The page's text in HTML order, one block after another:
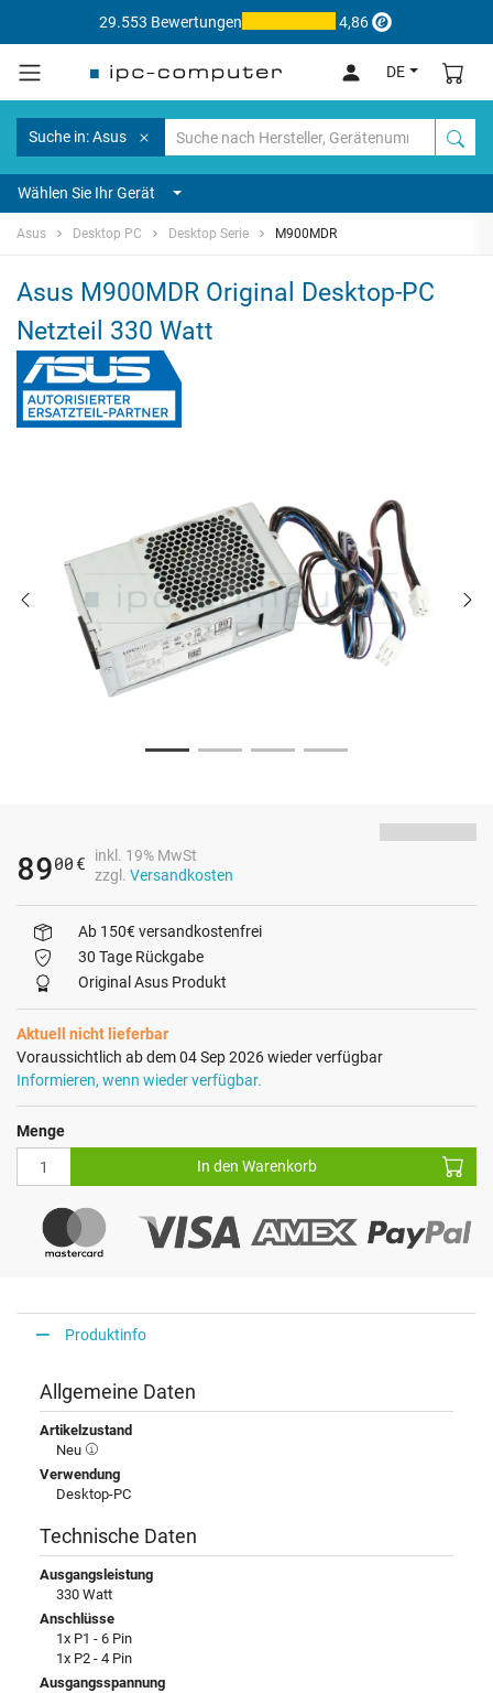
29.553 Bewertungen 4,86
DE
Suche in: Asus
Wählen Sie Ihr Gerät
Asus Desktop PC Desktop Serie M900MDR
Asus M900MDR Original Desktop-PC
Netzteil 330 Watt
8900 €
inkl. 19% MwSt
zzgl. Versandkosten
Ab 150€ versandkostenfrei
30 Tage Rückgabe
Original Asus Produkt
Aktuell nicht lieferbar
Voraussichtlich ab dem 04 Sep 2026 wieder verfügbar
Informieren, wenn wieder verfügbar.
Menge
In den Warenkorb
Produktinfo
Allgemeine Daten
Artikelzustand
Neu
Verwendung
Desktop-PC
Technische Daten
Ausgangsleistung
330 Watt
Anschlüsse
1x P1 - 6 Pin
1x P2 - 4 Pin
Ausgangsspannung